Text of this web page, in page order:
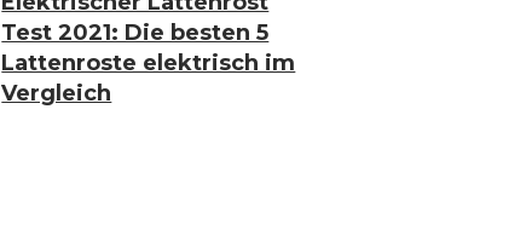
Test 2021: Die besten 5
Lattenroste elektrisch im
Vergleich